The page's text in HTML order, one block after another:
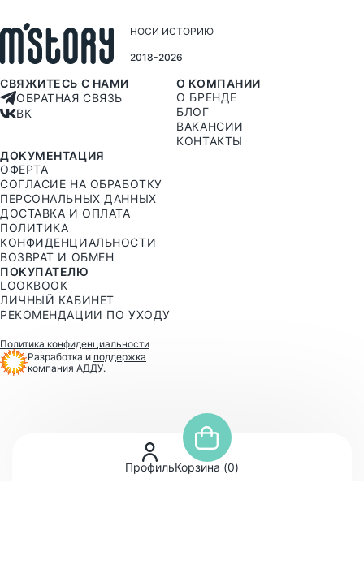
ПрофильКорзина (0)
НОСИ ИСТОРИЮ
2018-2026
О КОМПАНИИ
О БРЕНДЕ
БЛОГ
ВАКАНСИИ
КОНТАКТЫ
ДОКУМЕНТАЦИЯ
ОФЕРТА
СОГЛАСИЕ НА ОБРАБОТКУ
ПЕРСОНАЛЬНЫХ ДАННЫХ
ДОСТАВКА И ОПЛАТА
ПОЛИТИКА
КОНФИДЕНЦИАЛЬНОСТИ
ВОЗВРАТ И ОБМЕН
ПОКУПАТЕЛЮ
LOOKBOOK
ЛИЧНЫЙ КАБИНЕТ
РЕКОМЕНДАЦИИ ПО УХОДУ
СВЯЖИТЕСЬ С НАМИ
ОБРАТНАЯ СВЯЗЬ
ВК
Политика конфиденциальности
Разработка и поддержка
компания АДДУ.